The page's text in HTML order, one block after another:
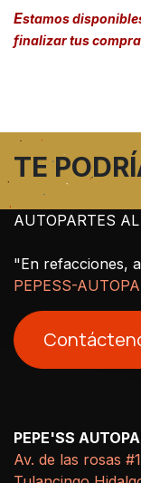
Estamos
finalizar tus
TE
AUTOPARTES
"En refacciones,
PEPESS-
PEPE'SS
Av. de las rosas